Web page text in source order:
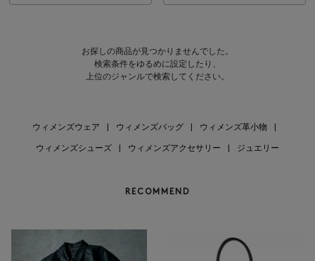
お探しの商品が見つかりませんでした。
検索条件をゆるめに設定したり、
上位のジャンルで検索してください。
ウィメンズウェア ウィメンズバッグ ウィメンズ革小物
ウィメンズシューズ ウィメンズアクセサリー ジュエリー
RECOMMEND